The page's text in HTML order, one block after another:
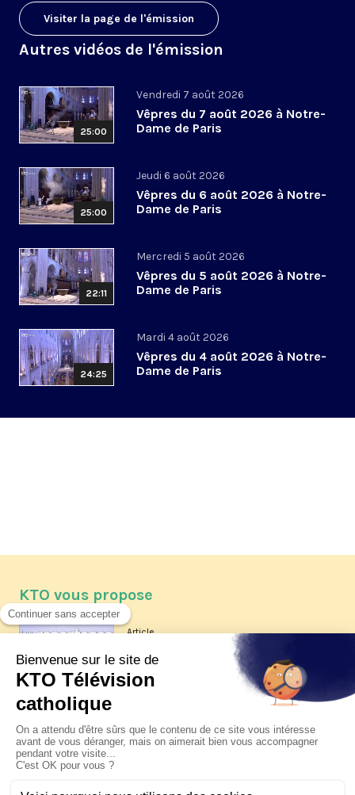
Visiter la page de l'émission
Autres vidéos de l'émission
25:00
Vendredi 7 août 2026
Vêpres du 7 août 2026 à Notre-
Dame de Paris
25:00
Jeudi 6 août 2026
Vêpres du 6 août 2026 à Notre-
Dame de Paris
22:11
Mercredi 5 août 2026
Vêpres du 5 août 2026 à Notre-
Dame de Paris
24:25
Mardi 4 août 2026
Vêpres du 4 août 2026 à Notre-
Dame de Paris
KTO vous propose
Article
Les reportages d'été 2026 de KTO
La visite pastorale du pape Léon
XIV à Assise à suivre sur KTO le
jeudi 6 août